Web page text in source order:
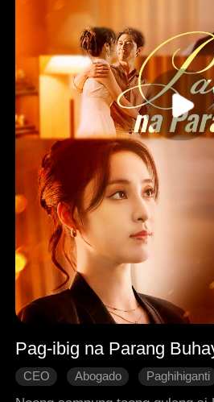
Pag-ibig na Parang
CEO Abogado
Paghihiganti